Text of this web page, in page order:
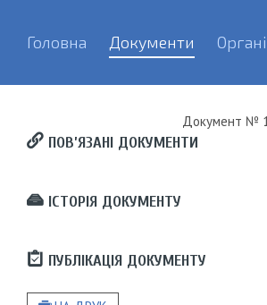
Головна Документи
Документ №
ПОВ’ЯЗАНІ ДОКУМЕНТИ
ІСТОРІЯ ДОКУМЕНТУ
ПУБЛІКАЦІЯ ДОКУМЕНТУ